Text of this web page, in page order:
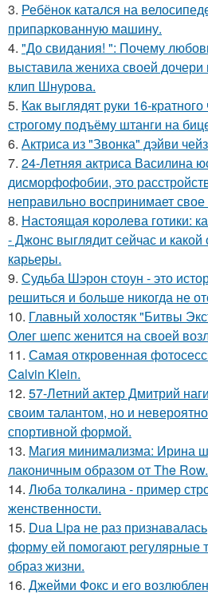
3. Ребёнок катался на
припаркованную машину.
4. "До свидания! ": Почему
выставила жениха своей
клип Шнурова.
5. Как выглядят руки 16-
строгому подъёму штанги на
6. Актриса из "Звонка" дэйви
7. 24-Летняя актриса Василина
дисморфофобии, это
неправильно воспринимает
8. Настоящая королева готики:
- Джонс выглядит сейчас и
карьеры.
9. Судьба Шэрон стоун - это
решиться и больше никогда не
10. Главный холостяк "Битвы
Олег шепс женится на своей
11. Самая откровенная
Calvin Klein.
12. 57-Летний актер Дмитрий
своим талантом, но и
спортивной формой.
13. Магия минимализма: Ирина
лаконичным образом от The Row.
14. Люба толкалина - пример
женственности.
15. Dua Lipa не раз
форму ей помогают регулярные
образ жизни.
16. Джейми Фокс и его